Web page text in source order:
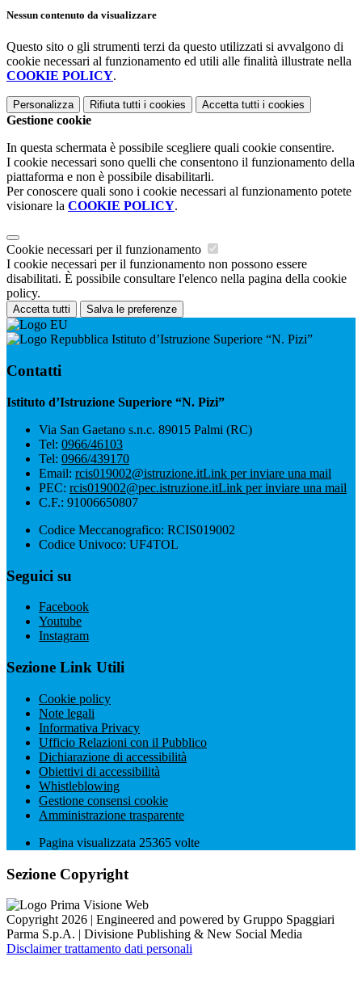
Nessun contenuto da visualizzare
Questo sito o gli strumenti terzi da questo utilizzati si avvalgono di
cookie necessari al funzionamento ed utili alle finalità illustrate nella
COOKIE POLICY.
Personalizza Rifiuta tutti i cookies Accetta tutti i cookies
Gestione cookie
In questa schermata è possibile scegliere quali cookie consentire.
I cookie necessari sono quelli che consentono il funzionamento della
piattaforma e non è possibile disabilitarli.
Per conoscere quali sono i cookie necessari al funzionamento potete
visionare la COOKIE POLICY.
Cookie necessari per il funzionamento
I cookie necessari per il funzionamento non possono essere
disabilitati. È possibile consultare l'elenco nella pagina della cookie
policy.
Accetta tutti Salva le preferenze
Istituto d’Istruzione Superiore “N. Pizi”
Contatti
Istituto d’Istruzione Superiore “N. Pizi”
Via San Gaetano s.n.c. 89015 Palmi (RC)
Tel: 0966/46103
Tel: 0966/439170
Email: rcis019002@istruzione.itLink per inviare una mail
PEC: rcis019002@pec.istruzione.itLink per inviare una mail
C.F.: 91006650807
Codice Meccanografico: RCIS019002
Codice Univoco: UF4TOL
Seguici su
Facebook
Youtube
Instagram
Sezione Link Utili
Cookie policy
Note legali
Informativa Privacy
Ufficio Relazioni con il Pubblico
Dichiarazione di accessibilità
Obiettivi di accessibilità
Whistleblowing
Gestione consensi cookie
Amministrazione trasparente
Pagina visualizzata 25365 volte
Sezione Copyright
Copyright 2026 | Engineered and powered by Gruppo Spaggiari
Parma S.p.A. | Divisione Publishing & New Social Media
Disclaimer trattamento dati personali